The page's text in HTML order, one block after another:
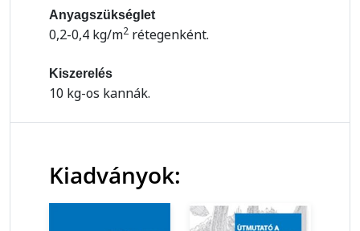
Anyagszükséglet
0,2-0,4 kg/m2 rétegenként.
Kiszerelés
10 kg-os kannák.
Kiadványok: